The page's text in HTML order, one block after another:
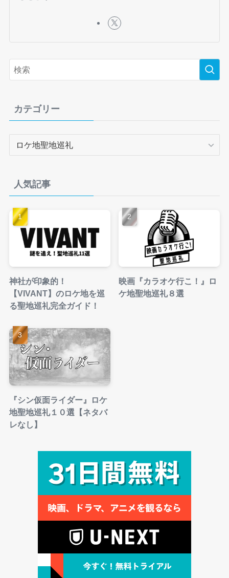
カテゴリー
ー
人気記事
神社が印象的！
【VIVANT】のロケ地を巡
る聖地巡礼完全ガイド！
映画『カラオケ行こ！』ロ
ケ地聖地巡礼８選
『シン仮面ライダー』ロケ
地聖地巡礼１０選【ネタバ
レなし】